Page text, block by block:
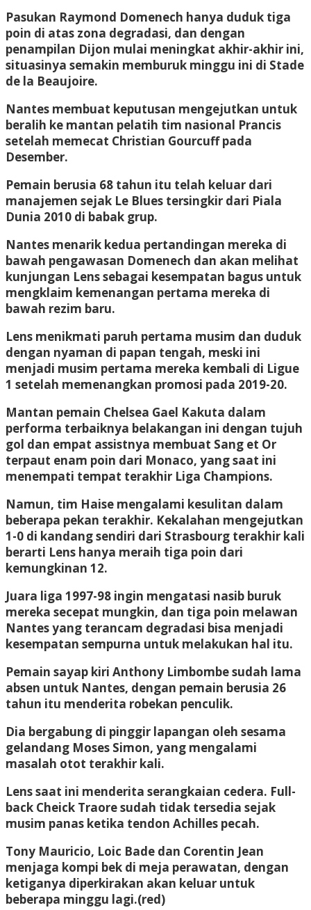
Pasukan Raymond Domenech hanya duduk tiga
poin di atas zona degradasi, dan dengan
penampilan Dijon mulai meningkat akhir-akhir ini,
situasinya semakin memburuk minggu ini di Stade
de la Beaujoire.
Nantes membuat keputusan mengejutkan untuk
beralih ke mantan pelatih tim nasional Prancis
setelah memecat Christian Gourcuff pada
Desember.
Pemain berusia 68 tahun itu telah keluar dari
manajemen sejak Le Blues tersingkir dari Piala
Dunia 2010 di babak grup.
Nantes menarik kedua pertandingan mereka di
bawah pengawasan Domenech dan akan melihat
kunjungan Lens sebagai kesempatan bagus untuk
mengklaim kemenangan pertama mereka di
bawah rezim baru.
Lens menikmati paruh pertama musim dan duduk
dengan nyaman di papan tengah, meski ini
menjadi musim pertama mereka kembali di Ligue
1 setelah memenangkan promosi pada 2019-20.
Mantan pemain Chelsea Gael Kakuta dalam
performa terbaiknya belakangan ini dengan tujuh
gol dan empat assistnya membuat Sang et Or
terpaut enam poin dari Monaco, yang saat ini
menempati tempat terakhir Liga Champions.
Namun, tim Haise mengalami kesulitan dalam
beberapa pekan terakhir. Kekalahan mengejutkan
1-0 di kandang sendiri dari Strasbourg terakhir kali
berarti Lens hanya meraih tiga poin dari
kemungkinan 12.
Juara liga 1997-98 ingin mengatasi nasib buruk
mereka secepat mungkin, dan tiga poin melawan
Nantes yang terancam degradasi bisa menjadi
kesempatan sempurna untuk melakukan hal itu.
Pemain sayap kiri Anthony Limbombe sudah lama
absen untuk Nantes, dengan pemain berusia 26
tahun itu menderita robekan penculik.
Dia bergabung di pinggir lapangan oleh sesama
gelandang Moses Simon, yang mengalami
masalah otot terakhir kali.
Lens saat ini menderita serangkaian cedera. Full-
back Cheick Traore sudah tidak tersedia sejak
musim panas ketika tendon Achilles pecah.
Tony Mauricio, Loic Bade dan Corentin Jean
menjaga kompi bek di meja perawatan, dengan
ketiganya diperkirakan akan keluar untuk
beberapa minggu lagi.(red)